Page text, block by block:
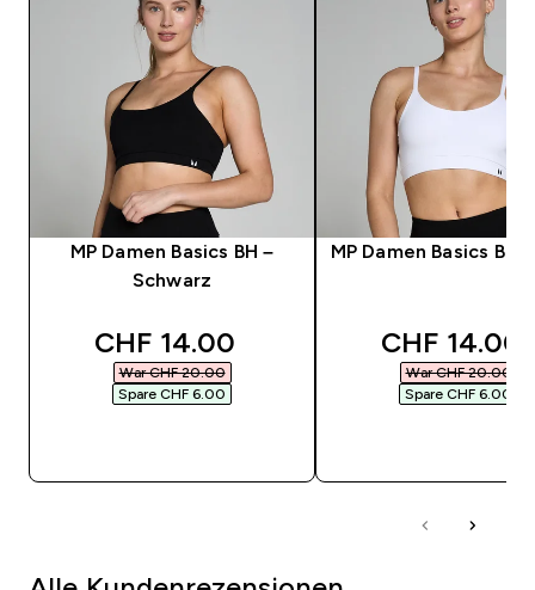
MP Damen Basics BH –
Schwarz
discounted price
CHF 14.00‎
War CHF 20.00‎
Spare CHF 6.00‎
MP Damen Basics BH
discounted
CHF 14.00‎
War CHF 20.00‎
Spare CHF 6.00‎